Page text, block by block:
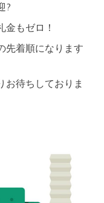
?
もゼロ！
先着順になります
お待ちしておりま